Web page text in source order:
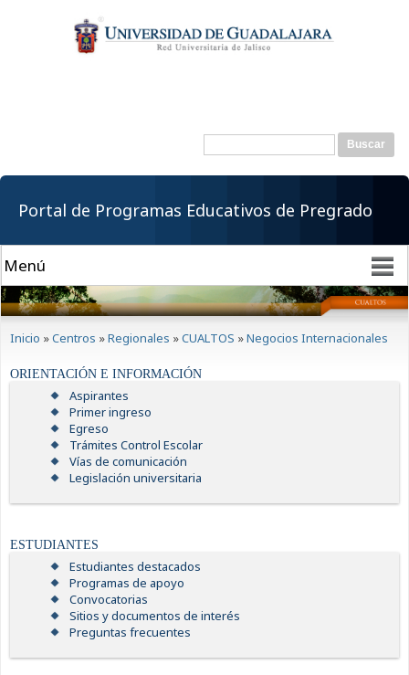
contenido
principal
Formulario de
Buscar
Portal de Programas Educativos de Pregrado
Inicio »Centros »Regionales »CUALTOS »Negocios Internacionales
ORIENTACIÓN E INFORMACIÓN
Aspirantes
Primer ingreso
Egreso
Trámites Control Escolar
Vías de comunicación
Legislación universitaria
ESTUDIANTES
Estudiantes destacados
Programas de apoyo
Convocatorias
Sitios y documentos de interés
Preguntas frecuentes